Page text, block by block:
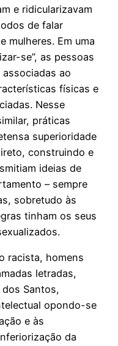
e ridicularizavam
de falar
mulheres. Em uma
se”, as pessoas
ao
físicas e
Nesse
práticas
superioridade
construindo e
ideias de
– sempre
sobretudo às
tinham os seus
racista, homens
letradas,
Santos,
opondo-se
e às
da